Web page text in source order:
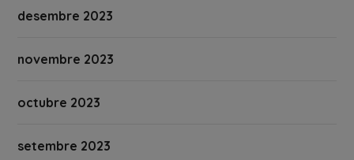
desembre 2023
novembre 2023
octubre 2023
setembre 2023